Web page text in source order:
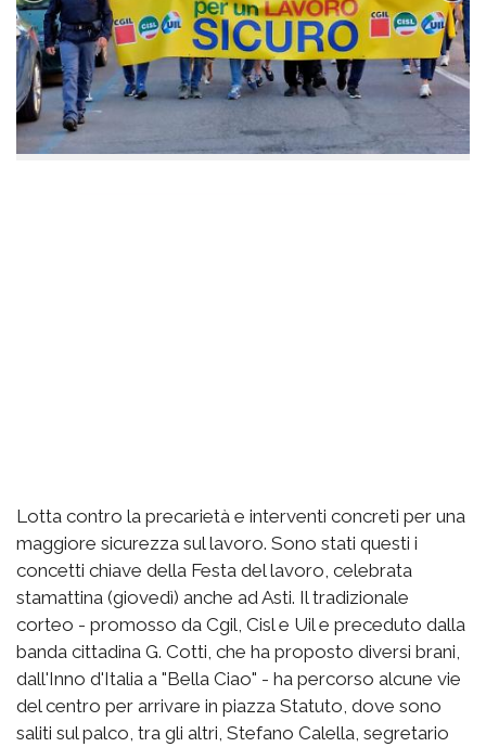
Lotta contro la precarietà e interventi concreti per una
maggiore sicurezza sul lavoro. Sono stati questi i
concetti chiave della Festa del lavoro, celebrata
stamattina (giovedì) anche ad Asti. Il tradizionale
corteo - promosso da Cgil, Cisl e Uil e preceduto dalla
banda cittadina G. Cotti, che ha proposto diversi brani,
dall'Inno d'Italia a "Bella Ciao" - ha percorso alcune vie
del centro per arrivare in piazza Statuto, dove sono
saliti sul palco, tra gli altri, Stefano Calella, segretario